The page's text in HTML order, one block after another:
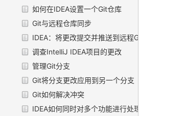
如何在IDEA设置一个Git仓库
Git与远程仓库同步
IDEA：将更改提交并推送到远程Git仓库
调查IntelliJ IDEA项目的更改
管理Git分支
Git将分支更改应用到另一个分支
Git如何解决冲突
IDEA如何同时对多个功能进行处理